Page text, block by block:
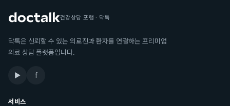
건강상담 포럼 · 닥톡
닥톡은 신뢰할 수 있는 의료진과 환자를 연결하는 프리미엄
의료 상담 플랫폼입니다.
▶ f
서비스